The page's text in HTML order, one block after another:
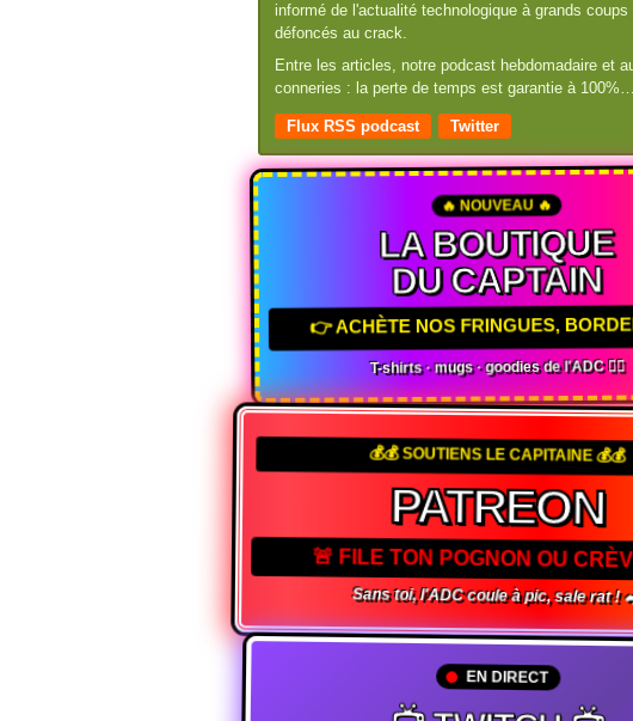
informé de l'actualité technologique à grands coups
défoncés au crack.
Entre les articles, notre podcast hebdomadaire et
conneries : la perte de temps est garantie à 100%…
Flux RSS podcast Twitter
🔥 NOUVEAU 🔥
LA BOUTIQUE
DU CAPTAIN
👉 ACHÈTE NOS FRINGUES,
T-shirts · mugs · goodies de l'ADC 🏴‍☠️
💰💰 SOUTIENS LE CAPITAINE 💰💰
PATREON
🚨 FILE TON POGNON OU
Sans toi, l'ADC coule à pic, sale rat !
EN DIRECT